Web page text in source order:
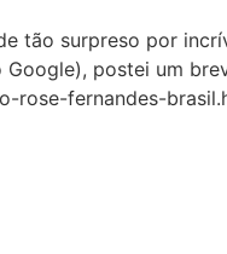
tão surpreso por
postei um
rose-fernandes-